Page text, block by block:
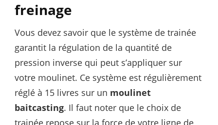
freinage
Vous devez savoir que le système de trainée
garantit la régulation de la quantité de
pression inverse qui peut s’appliquer sur
votre moulinet. Ce système est régulièrement
réglé à 15 livres sur un moulinet
baitcasting. Il faut noter que le choix de
trainée repose sur la force de votre ligne de